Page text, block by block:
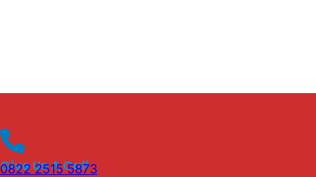
Give Us A Call
0822 2515 5873